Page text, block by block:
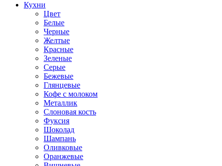
Кухни
Цвет
Белые
Черные
Желтые
Красные
Зеленые
Серые
Бежевые
Глянцевые
Кофе с молоком
Металлик
Слоновая кость
Фуксия
Шоколад
Шампань
Оливковые
Оранжевые